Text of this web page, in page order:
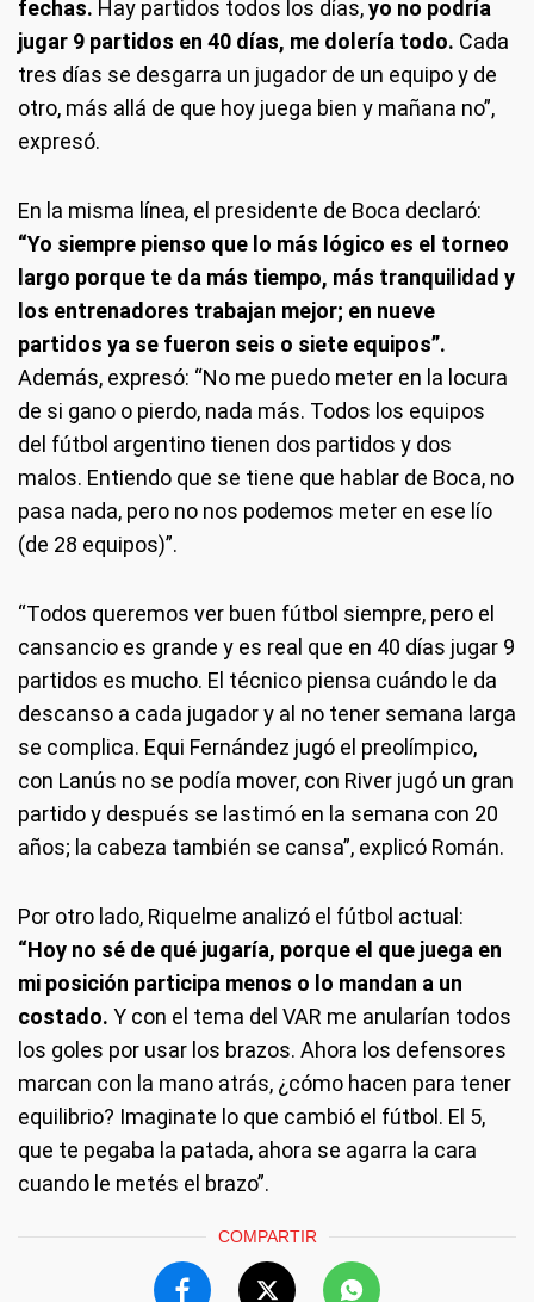
fechas. Hay partidos todos los días,yo no podría
jugar 9 partidos en 40 días, me dolería todo. Cada
tres días se desgarra un jugador de un equipo y de
otro, más allá de que hoy juega bien y mañana no”,
expresó.
En la misma línea, el presidente de Boca declaró:
“Yo siempre pienso que lo más lógico es el torneo
largo porque te da más tiempo, más tranquilidad y
los entrenadores trabajan mejor; en nueve
partidos ya se fueron seis o siete equipos”.
Además, expresó: “No me puedo meter en la locura
de si gano o pierdo, nada más. Todos los equipos
del fútbol argentino tienen dos partidos y dos
malos. Entiendo que se tiene que hablar de Boca, no
pasa nada, pero no nos podemos meter en ese lío
(de 28 equipos)”.
“Todos queremos ver buen fútbol siempre, pero el
cansancio es grande y es real que en 40 días jugar 9
partidos es mucho. El técnico piensa cuándo le da
descanso a cada jugador y al no tener semana larga
se complica. Equi Fernández jugó el preolímpico,
con Lanús no se podía mover, con River jugó un gran
partido y después se lastimó en la semana con 20
años; la cabeza también se cansa”, explicó Román.
Por otro lado, Riquelme analizó el fútbol actual:
“Hoy no sé de qué jugaría, porque el que juega en
mi posición participa menos o lo mandan a un
costado. Y con el tema del VAR me anularían todos
los goles por usar los brazos. Ahora los defensores
marcan con la mano atrás, ¿cómo hacen para tener
equilibrio? Imaginate lo que cambió el fútbol. El 5,
que te pegaba la patada, ahora se agarra la cara
cuando le metés el brazo”.
COMPARTIR